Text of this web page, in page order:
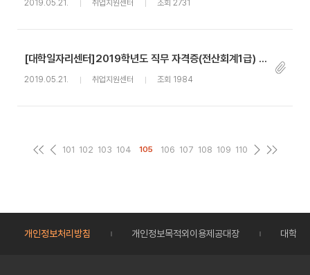
2019.05.21. 취업지원센터 조회 2731
[대학일자리센터]2019학년도 직무 자격증(전산회계1급) 취득강좌 참가자 모집
2019.05.21. 취업지원센터 조회 1984
101 102 103 104 105 106 107 108 109 110
개인정보처리방침 개인정보목적외이용제공대장 대학정